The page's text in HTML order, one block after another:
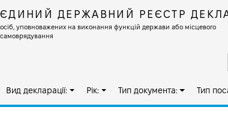
ЄДИНИЙ ДЕРЖАВНИЙ РЕЄСТР
осіб, уповноважених на виконання функцій держави або місцевого
самоврядування
Вид декларації: Рік: Тип документа: Тип